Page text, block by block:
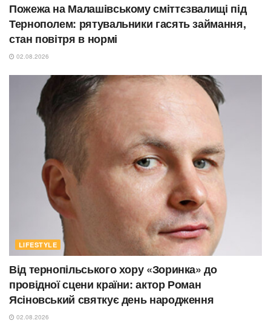
Пожежа на Малашівському сміттєзвалищі під
Тернополем: рятувальники гасять займання,
стан повітря в нормі
02.08.2026
LIFESTYLE
Від тернопільського хору «Зоринка» до
провідної сцени країни: актор Роман
Ясіновський святкує день народження
02.08.2026